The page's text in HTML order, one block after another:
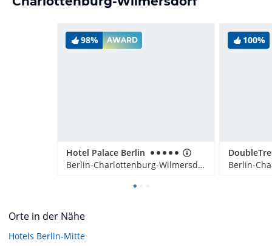
98% AWARD
Hotel Palace Berlin
Berlin-Charlottenburg-Wilmersdorf, Deutschland
100%
Orte in der Nähe
Hotels Berlin-Mitte